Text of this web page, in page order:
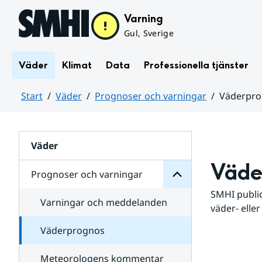
Hoppa till sidans innehåll Varning
Gul, Sverige
Väder Klimat Data Professionella tjänster
Start Väder Prognoser och varningar
Väder
Prognoser och varningar
för
varningar
Varningar och meddelanden
Väderprognos
Meteorologens kommentar
SMHI
väder-